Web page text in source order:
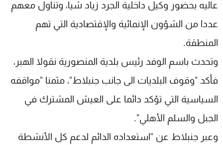
عاليه بحضور وكيل داخلية الجرد زياد شيا، وتناول معهم
عددا من الشؤون الإنمائية والإقتصادية التي تهم
المنطقة.
وتحدث باسم الوفد رئيس بلدية المنصورية نقولا الهبر،
فأكد "وقوف البلديات الى جانب جنبلاط"، مثمنا "مواقفه
السياسية التي تؤكد دائما على العيش المشترك في
الجبل والسلم الأهلي".
وعبر جنبلاط عن "استعداده الدائم لدعم كل الأنشطة
كأس العالم
البرامج
جدول البرامج
شاهد البرامج
الترددات